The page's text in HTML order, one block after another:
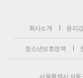
회사소개 윤리
청소년보호정책
서울특별시 성